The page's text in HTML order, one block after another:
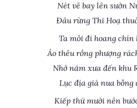
Nét vẽ bay lên sườn
Đâu rừng Thi Hoạ
Ta mỏi đi hoang chín
Áo thêu rồng phượng
Nhớ năm xưa đến khu
Lục địa già nua bỗng
Kiếp thứ mười nên